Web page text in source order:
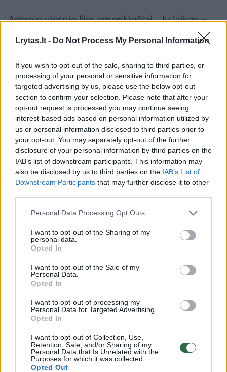
Lrytas.lt - Do Not Process My Personal Information
If you wish to opt-out of the sale, sharing to third parties, or
processing of your personal or sensitive information for
targeted advertising by us, please use the below opt-out
section to confirm your selection. Please note that after your
opt-out request is processed you may continue seeing
interest-based ads based on personal information utilized by
us or personal information disclosed to third parties prior to
your opt-out. You may separately opt-out of the further
disclosure of your personal information by third parties on the
IAB’s list of downstream participants. This information may
also be disclosed by us to third parties on the IAB’s List of
Downstream Participants that may further disclose it to other
Personal Data Processing Opt Outs
I want to opt-out of the Sharing of my
personal data.
Opted In
I want to opt-out of the Sale of my
Personal Data.
Opted In
I want to opt-out of processing my
Personal Data for Targeted Advertising.
Opted In
I want to opt-out of Collection, Use,
Retention, Sale, and/or Sharing of my
Personal Data that Is Unrelated with the
Purposes for which it was collected.
Opted Out
Antroje vietoje liko amerikiečiai. Jų laikas –
37,66 sek.
Bronza būtų atitekusi Didžiosios Britanijos
ketvertui, tačiau už taisyklių pažeidimą britai
buvo diskvalifikuoti, o medalius atsiėmė
Kanados sprinteriai.
U.Boltui tai buvo jau aštuntasis pasaulio
čempionatų auksas per visą karjerą. Vien
šiose planetos pirmenybėse Maskvoje 26
1. Jamaika 37.36 WL
5. Vokietija 38.04 SB